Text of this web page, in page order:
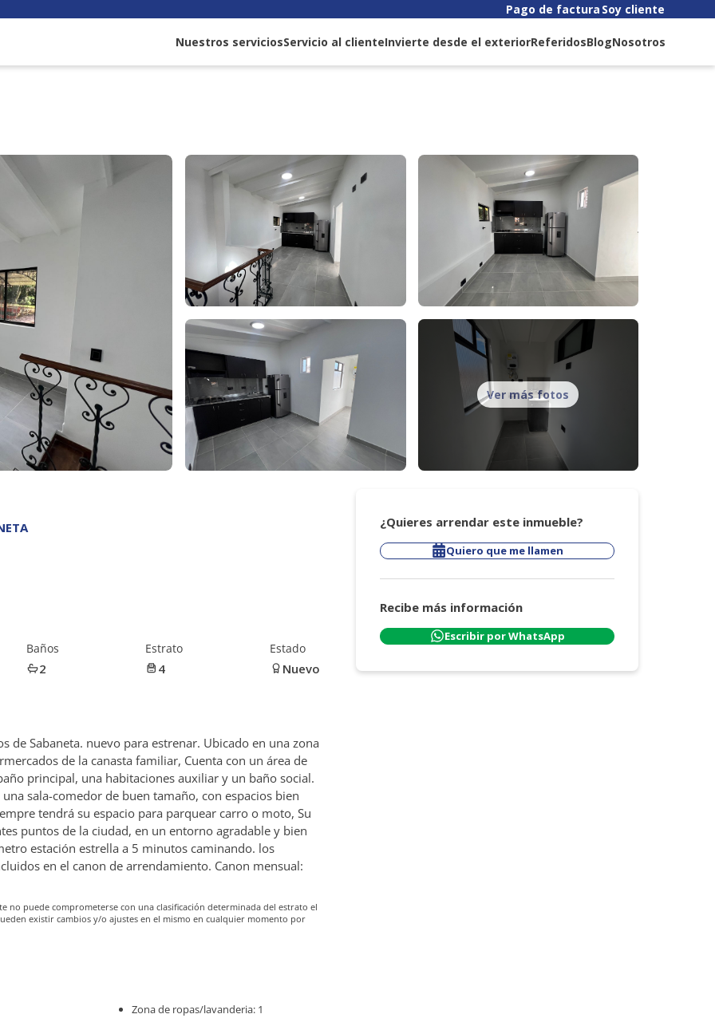
Pago de factura Soy cliente
Nuestros serviciosServicio al clienteInvierte desde el exteriorReferidosBlogNosotros
Ver más fotos
Baños
2
Estrato
4
Estado
Nuevo
de Sabaneta. nuevo para estrenar. Ubicado en una zona
de la canasta familiar, Cuenta con un área de
principal, una habitaciones auxiliar y un baño social.
sala-comedor de buen tamaño, con espacios bien
tendrá su espacio para parquear carro o moto, Su
puntos de la ciudad, en un entorno agradable y bien
estación estrella a 5 minutos caminando. los
en el canon de arrendamiento. Canon mensual:
no puede comprometerse con una clasificación determinada del estrato el
existir cambios y/o ajustes en el mismo en cualquier momento por
Zona de ropas/lavanderia: 1
¿Quieres arrendar este inmueble?
Quiero que me llamen
Recibe más información
Escribir por WhatsApp